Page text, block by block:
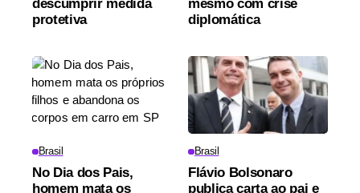
descumprir medida
protetiva
mesmo com crise
diplomática
Brasil
No Dia dos Pais,
homem mata os
Brasil
Flávio Bolsonaro
publica carta ao pai e